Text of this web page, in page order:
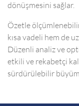
dönüşmesini sağlar.
Özetle
kısa vadeli hem de
Düzenli analiz ve
etkili ve rekabetçi
sürdürülebilir